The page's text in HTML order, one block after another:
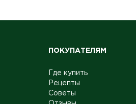
ПОКУПАТЕЛЯМ
Где купить
Рецепты
Советы